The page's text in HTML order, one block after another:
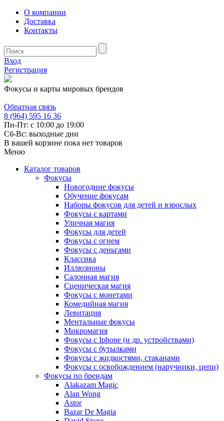
О компании
Доставка
Контакты
Вход
Регистрация
Фокусы и карты мировых брендов
Обратная связь
8 (964) 595 16 36
Пн-Пт: с 10:00 до 19:00
Сб-Вс: выходные дни
В вашей корзине пока нет товаров
Меню
Каталог товаров
Фокусы
Новогодние фокусы
Обучение фокусам
Наборы фокусов для детей и взрослых
Фокусы с картами
Уличная магия
Фокусы для детей
Фокусы с огнем
Фокусы с деньгами
Классика
Иллюзионы
Салонная магия
Сценическая магия
Фокусы с монетами
Комедийная магия
Левитация
Ментальные фокусы
Микромагия
Фокусы с Iphone (и др. устройствами)
Фокусы с бутылками
Фокусы с жидкостями, стаканами
Фокусы с освобождением (наручники, цепи)
Фокусы по брендам
Alakazam Magic
Alan Wong
Astor
Bazar De Magia